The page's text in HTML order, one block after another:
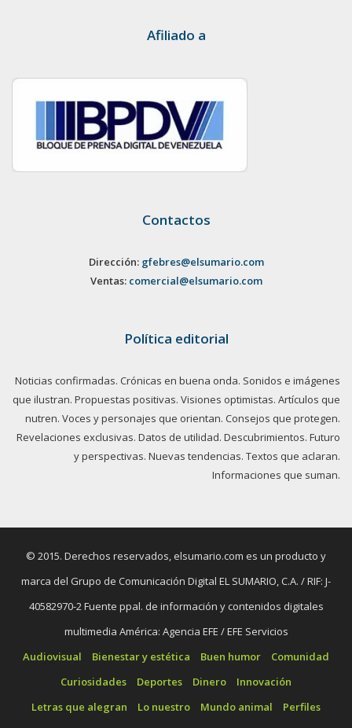
Afiliado a
Contactos
Dirección: gfebres@elsumario.com
Ventas: comercial@elsumario.com
Política editorial
Noticias confirmadas. Crónicas en buena onda. Sonidos e imágenes
que ilustran. Propuestas positivas. Visiones optimistas. Artículos que
nutren. Voces y personajes que orientan. Consejos que protegen.
Revelaciones exclusivas. Datos de utilidad. Descubrimientos. Futuro
y perspectivas. Nuevas tendencias. Textos que aclaran.
Informaciones que suman.
© 2015. Derechos reservados, elsumario.com es un producto y
marca del Grupo de Comunicación Digital EL SUMARIO, C.A. / RIF: J-
40582970-2 Fuente ppal. de información y contenidos digitales
multimedia América: Agencia EFE / EFE Servicios
Audiovisual
Bienestar y estética Buen humor
Comunidad
Curiosidades
Deportes Dinero
Innovación
Letras que alegran
Lo nuestro Mundo animal
Perfiles